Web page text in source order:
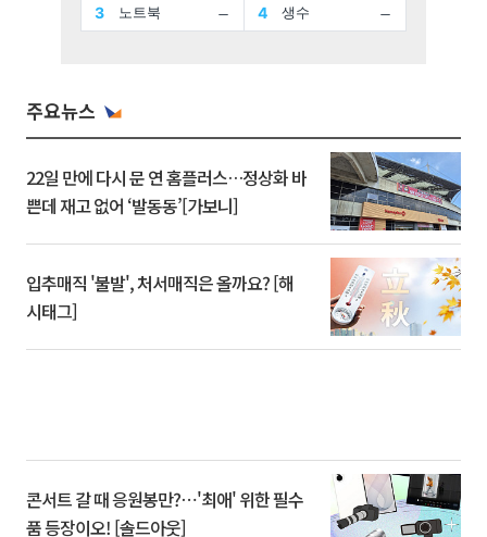
주요뉴스
22일 만에 다시 문 연 홈플러스…정상화 바
쁜데 재고 없어 ‘발동동’[가보니]
입추매직 '불발', 처서매직은 올까요? [해
시태그]
콘서트 갈 때 응원봉만?⋯'최애' 위한 필수
품 등장이오! [솔드아웃]